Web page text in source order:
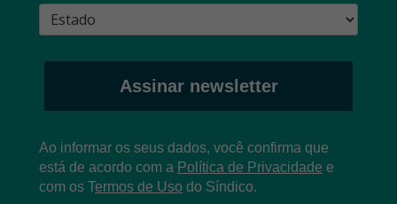
Assinar newsletter
Ao informar os seus dados, você confirma que
está de acordo com a Política de Privacidade e
com os Termos de Uso do Síndico.